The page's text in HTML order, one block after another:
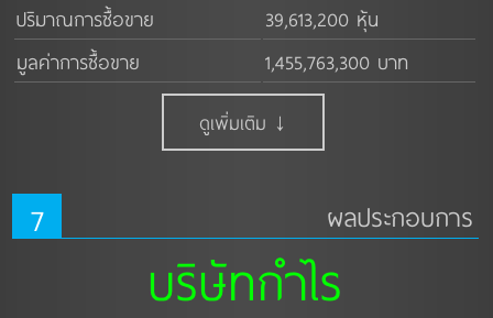
ปริมาณการซื้อขาย
39,613,200 หุ้น
มูลค่าการซื้อขาย
1,455,763,300 บาท
ดูเพิ่มเติม ↓
7 ผลประกอบการ
บริษัทกำไร